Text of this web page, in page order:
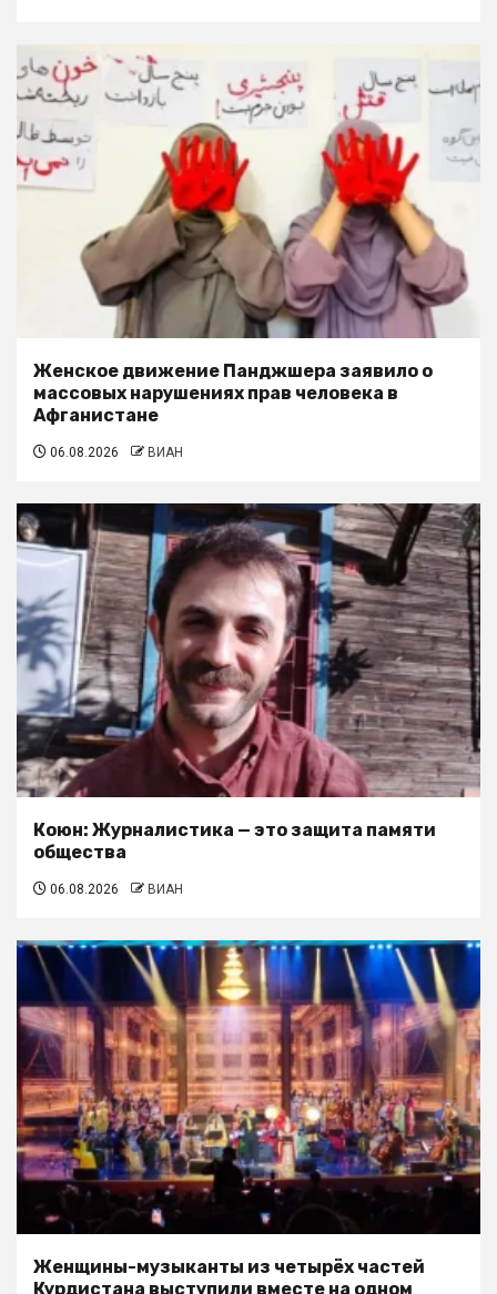
Женское движение Панджшера заявило о
массовых нарушениях прав человека в
Афганистане
06.08.2026 ВИАН
Коюн: Журналистика — это защита памяти
общества
06.08.2026 ВИАН
Женщины-музыканты из четырёх частей
Курдистана выступили вместе на одном